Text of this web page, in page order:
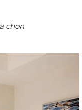
chọn